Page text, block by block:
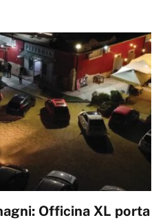
Officina XL porta